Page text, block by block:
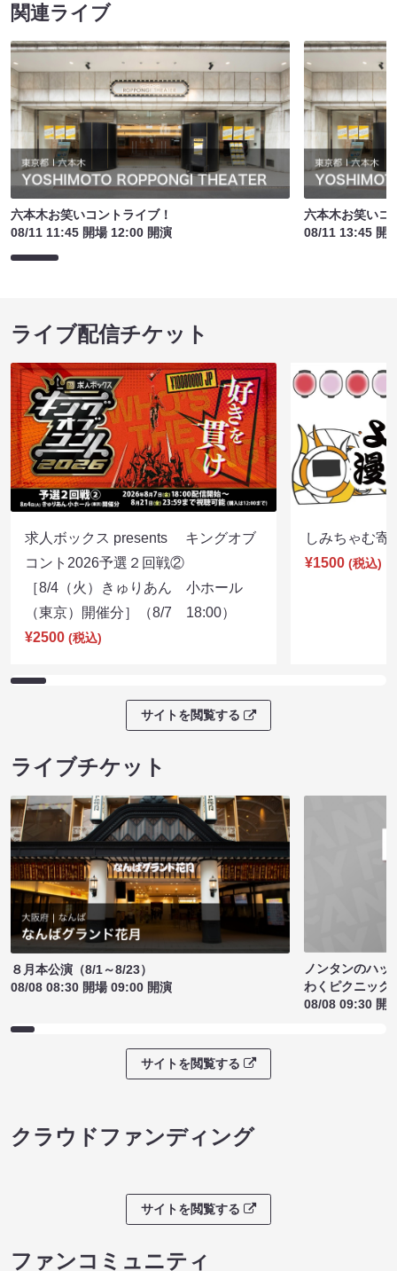
関連ライブ
六本木お笑いコントライブ！
08/11 11:45 開場 12:00 開演
六本木お笑いコ
08/11 13:45 開
ライブ配信チケット
求人ボックス presents キングオブ
コント2026予選２回戦②
［8/4（火）きゅりあん 小ホール
（東京）開催分］（8/7 18:00）
¥2500 (税込)
しみちゃむ
¥1500 (税込)
サイトを閲覧する
ライブチケット
８月本公演（8/1～8/23）
08/08 08:30 開場 09:00 開演
ノンタンのハッ
わくピクニック
08/08 09:30 開
サイトを閲覧する
クラウドファンディング
サイトを閲覧する
ファンコミュニティ